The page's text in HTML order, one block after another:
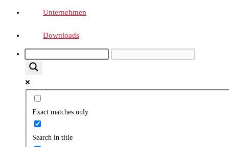
Unternehmen
Downloads
Exact matches only
Search in title